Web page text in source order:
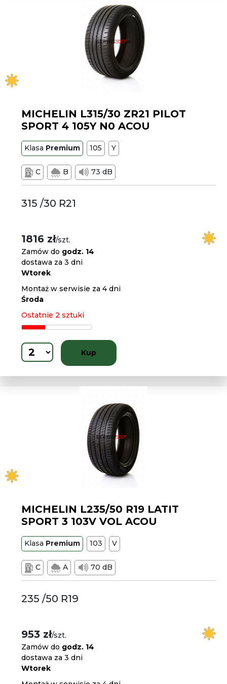
MICHELIN L315/30 ZR21 PILOT
SPORT 4 105Y N0 ACOU
Klasa Premium 105 Y
C B 73 dB
315 /30 R21
1816 zł/szt.
Zamów do godz. 14
dostawa za 3 dni
Wtorek
Montaż w serwisie za 4 dni
Środa
Ostatnie 2 sztuki
Kup
MICHELIN L235/50 R19 LATIT
SPORT 3 103V VOL ACOU
Klasa Premium 103 V
C A 70 dB
235 /50 R19
953 zł/szt.
Zamów do godz. 14
dostawa za 3 dni
Wtorek